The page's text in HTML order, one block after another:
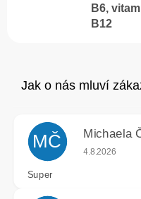
B6,
B12
MČ Michaela
Hodnocení
4.8.2026
Super